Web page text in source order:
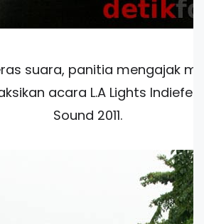
suara, panitia mengajak
acara L.A Lights
Sound 2011.